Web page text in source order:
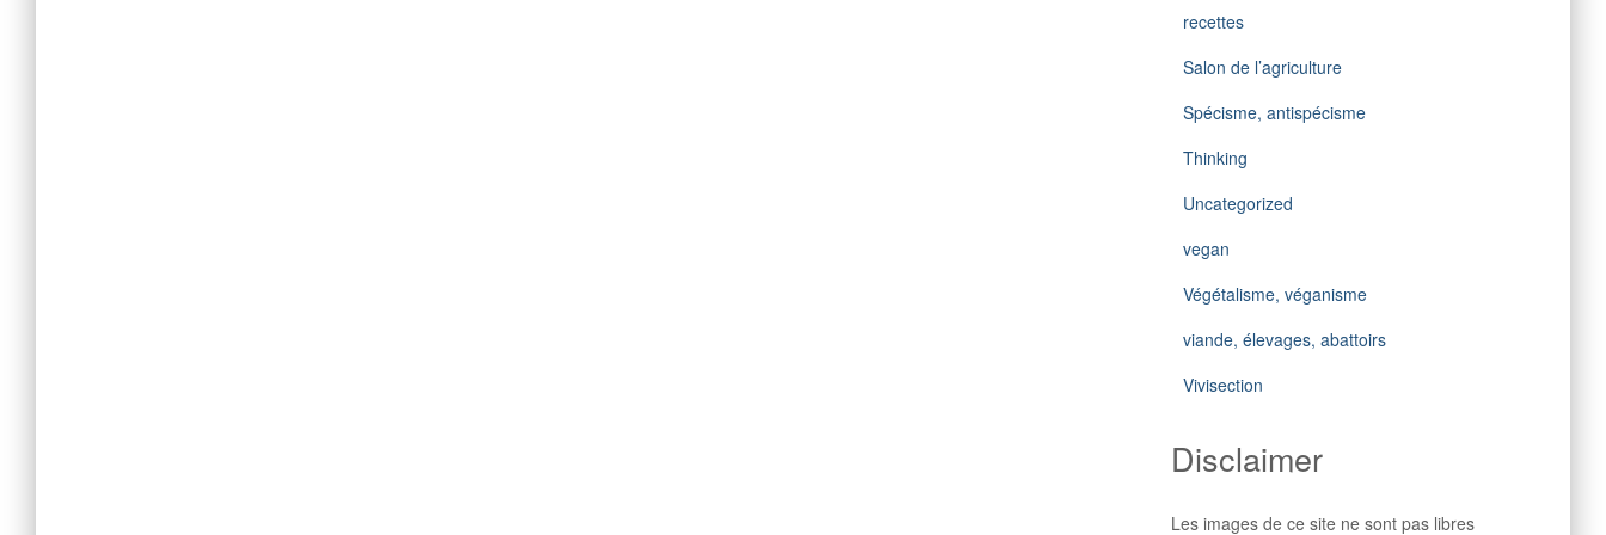
recettes
Salon de l’agriculture
Spécisme, antispécisme
Thinking
Uncategorized
vegan
Végétalisme, véganisme
viande, élevages, abattoirs
Vivisection
Disclaimer
Les images de ce site ne sont pas libres